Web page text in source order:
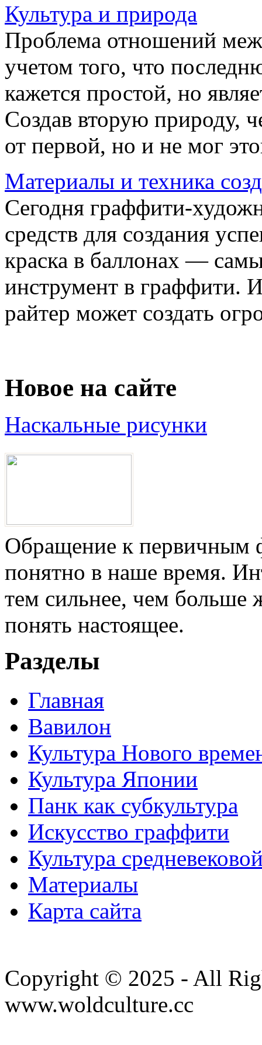
Культура и природа
Проблема отношений
учетом того, что
кажется простой, но
Создав вторую природу,
от первой, но и не мог
Материалы и техника
Сегодня граффити-
средств для создания
краска в баллонах —
инструмент в граффити.
райтер может создать
Новое на сайте
Наскальные рисунки
Обращение к первичным
понятно в наше время.
тем сильнее, чем больше
понять настоящее.
Разделы
Главная
Вавилон
Культура Нового
Культура Японии
Панк как субкультура
Искусство граффити
Культура
Материалы
Карта сайта
Copyright © 2025 - All
www.woldculture.cc